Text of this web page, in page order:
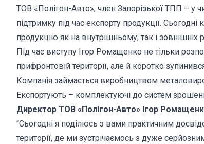
ТОВ «Полігон-Авто», член Запорізької ТПП – у
підтримку під час експорту продукції.
продукцію як на внутрішньому, так і зовнішніх
Під час виступу Ігор Ромащенко не тільки
прифронтовій території, але й коротко
Компанія займається виробництвом
Експортують – комплектуючі до систем
Директор ТОВ «Полігон-Авто» Ігор
“Сьогодні я поділюсь з вами практичним
території, де ми зустрічаємось з дуже